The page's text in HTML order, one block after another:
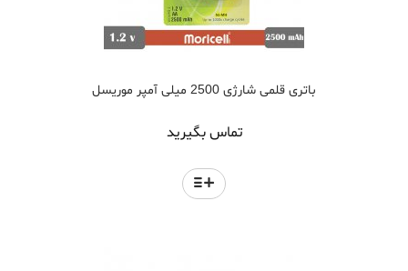
باتری قلمی شارژی 2500 میلی آمپر موریسل
تماس بگیرید